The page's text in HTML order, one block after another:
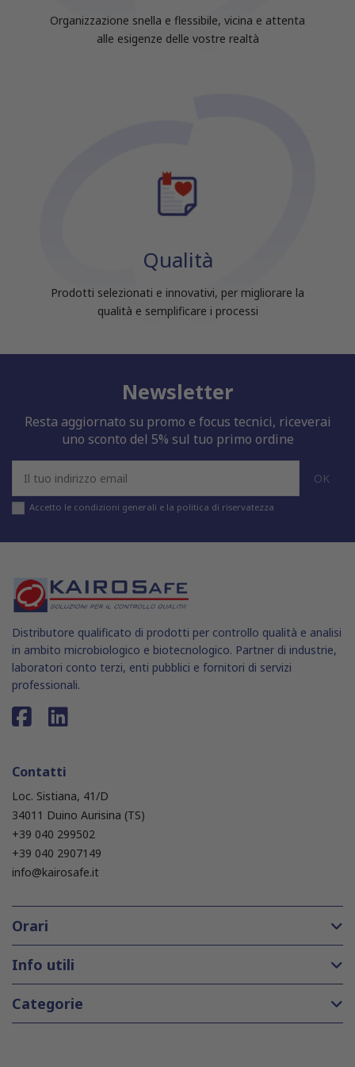
Organizzazione snella e flessibile, vicina e attenta
alle esigenze delle vostre realtà
Qualità
Prodotti selezionati e innovativi, per migliorare la
qualità e semplificare i processi
Newsletter
Resta aggiornato su promo e focus tecnici, riceverai
uno sconto del 5% sul tuo primo ordine
Accetto le condizioni generali e la politica di riservatezza
Distributore qualificato di prodotti per controllo qualità e analisi
in ambito microbiologico e biotecnologico. Partner di industrie,
laboratori conto terzi, enti pubblici e fornitori di servizi
professionali.
Contatti
Loc. Sistiana, 41/D
34011 Duino Aurisina (TS)
+39 040 299502
+39 040 2907149
info@kairosafe.it
Orari
Info utili
Categorie